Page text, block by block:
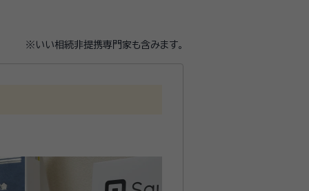
滝井駅 千林駅 森小路駅
※いい相続非提携専門家も含みます。